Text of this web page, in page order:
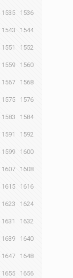
1535 1536
1543 1544
1551 1552
1559 1560
1567 1568
1575 1576
1583 1584
1591 1592
1599 1600
1607 1608
1615 1616
1623 1624
1631 1632
1639 1640
1647 1648
1655 1656